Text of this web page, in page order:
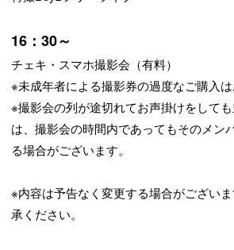
16：30～
チェキ・スマホ撮影会（有料）
※未成年者による撮影券の過度なご購入は
※撮影会の列が途切れてお声掛けをして
は、撮影会の時間内であってもそのメン
る場合がございます。
※内容は予告なく変更する場合がござい
承ください。